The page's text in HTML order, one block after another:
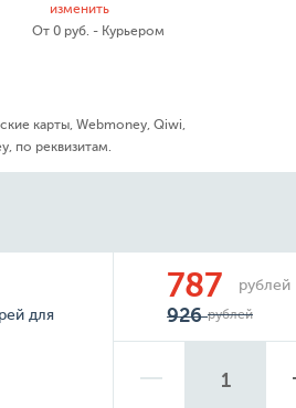
изменить
От 0 руб. - Курьером
карты, Webmoney, Qiwi,
по реквизитам.
для
787 рублей
926рублей